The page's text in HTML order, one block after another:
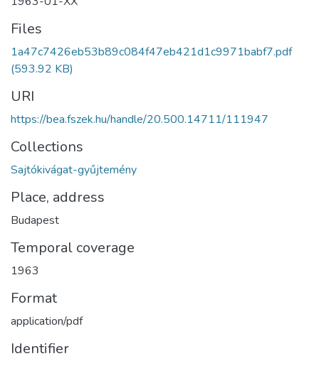
Files
1a47c7426eb53b89c084f47eb421d1c9971babf7.pdf
(593.92 KB)
URI
https://bea.fszek.hu/handle/20.500.14711/111947
Collections
Sajtókivágat-gyűjtemény
Place, address
Budapest
Temporal coverage
1963
Format
application/pdf
Identifier